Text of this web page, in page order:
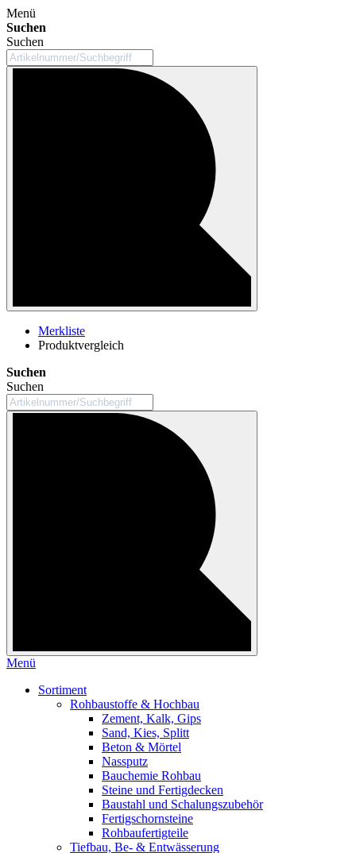
Menü
Suchen
Suchen
Merkliste
Produktvergleich
Suchen
Suchen
Menü
Sortiment
Rohbaustoffe & Hochbau
Zement, Kalk, Gips
Sand, Kies, Splitt
Beton & Mörtel
Nassputz
Bauchemie Rohbau
Steine und Fertigdecken
Baustahl und Schalungszubehör
Fertigschornsteine
Rohbaufertigteile
Tiefbau, Be- & Entwässerung